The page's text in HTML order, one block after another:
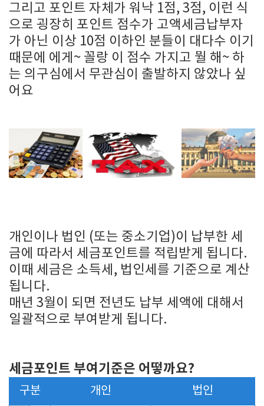
그리고 포인트 자체가 워낙 1점, 3점, 이런 식
으로 굉장히 포인트 점수가 고액세금납부자
가 아닌 이상 10점 이하인 분들이 대다수 이기
때문에 에게~ 꼴랑 이 점수 가지고 뭘 해~ 하
는 의구심에서 무관심이 출발하지 않았나 싶
어요
개인이나 법인 (또는 중소기업)이 납부한 세
금에 따라서 세금포인트를 적립받게 됩니다.
이때 세금은 소득세, 법인세를 기준으로 계산
됩니다.
매년 3월이 되면 전년도 납부 세액에 대해서
일괄적으로 부여받게 됩니다.
세금포인트 부여기준은 어떻까요?
구분 개인 법인